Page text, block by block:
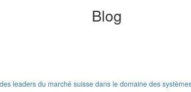
Blog
leaders du marché suisse dans le domaine des